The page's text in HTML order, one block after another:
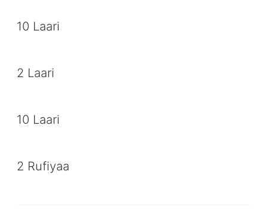
10 Laari
2 Laari
10 Laari
2 Rufiyaa